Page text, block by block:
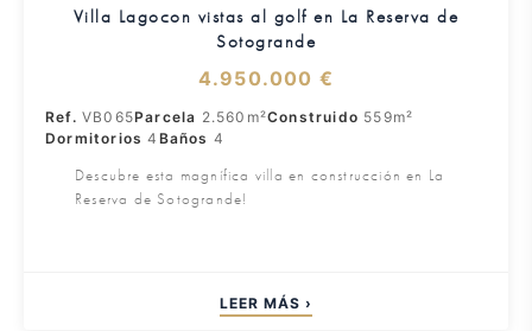
Villa Lagocon vistas al golf en La Reserva de
Sotogrande
4.950.000 €
Ref. VB065Parcela 2.560m²Construido 559m²
Dormitorios 4 Baños 4
Descubre esta magnífica villa en construcción en La
Reserva de Sotogrande!
LEER MÁS ›